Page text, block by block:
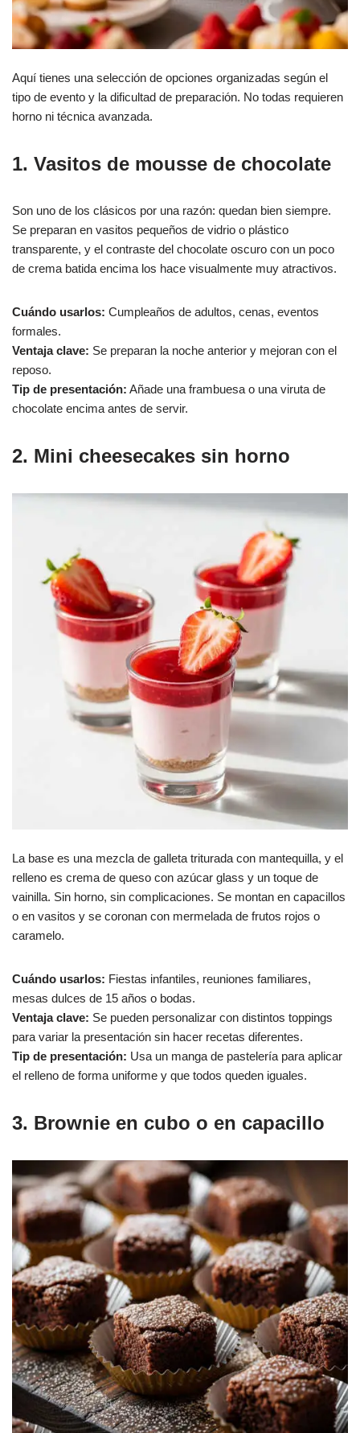
Aquí tienes una selección de opciones organizadas según el
tipo de evento y la dificultad de preparación. No todas requieren
horno ni técnica avanzada.
1. Vasitos de mousse de chocolate
Son uno de los clásicos por una razón: quedan bien siempre.
Se preparan en vasitos pequeños de vidrio o plástico
transparente, y el contraste del chocolate oscuro con un poco
de crema batida encima los hace visualmente muy atractivos.
Cuándo usarlos: Cumpleaños de adultos, cenas, eventos
formales.
Ventaja clave: Se preparan la noche anterior y mejoran con el
reposo.
Tip de presentación: Añade una frambuesa o una viruta de
chocolate encima antes de servir.
2. Mini cheesecakes sin horno
La base es una mezcla de galleta triturada con mantequilla, y el
relleno es crema de queso con azúcar glass y un toque de
vainilla. Sin horno, sin complicaciones. Se montan en capacillos
o en vasitos y se coronan con mermelada de frutos rojos o
caramelo.
Cuándo usarlos: Fiestas infantiles, reuniones familiares,
mesas dulces de 15 años o bodas.
Ventaja clave: Se pueden personalizar con distintos toppings
para variar la presentación sin hacer recetas diferentes.
Tip de presentación: Usa un manga de pastelería para aplicar
el relleno de forma uniforme y que todos queden iguales.
3. Brownie en cubo o en capacillo